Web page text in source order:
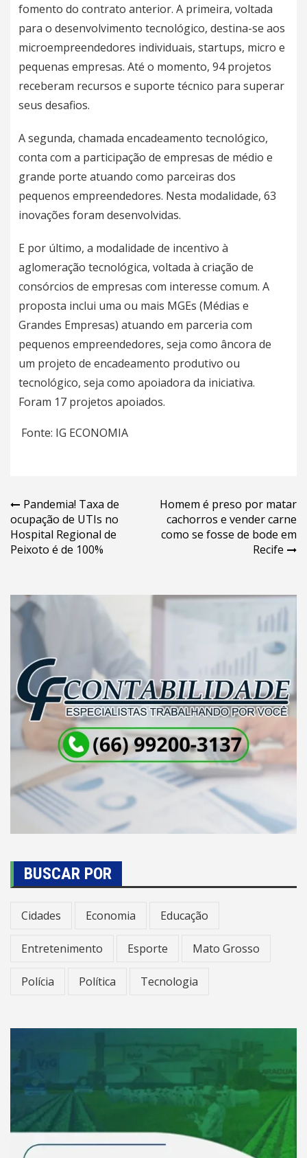
fomento do contrato anterior. A primeira, voltada
para o desenvolvimento tecnológico, destina-se aos
microempreendedores individuais, startups, micro e
pequenas empresas. Até o momento, 94 projetos
receberam recursos e suporte técnico para superar
seus desafios.
A segunda, chamada encadeamento tecnológico,
conta com a participação de empresas de médio e
grande porte atuando como parceiras dos
pequenos empreendedores. Nesta modalidade, 63
inovações foram desenvolvidas.
E por último, a modalidade de incentivo à
aglomeração tecnológica, voltada à criação de
consórcios de empresas com interesse comum. A
proposta inclui uma ou mais MGEs (Médias e
Grandes Empresas) atuando em parceria com
pequenos empreendedores, seja como âncora de
um projeto de encadeamento produtivo ou
tecnológico, seja como apoiadora da iniciativa.
Foram 17 projetos apoiados.
Fonte: IG ECONOMIA
Navegação
de
Post
Pandemia! Taxa de
ocupação de UTIs no
Hospital Regional de
Peixoto é de 100%
Homem é preso por matar
cachorros e vender carne
como se fosse de bode em
Recife
BUSCAR POR
Cidades Economia Educação
Entretenimento Esporte Mato Grosso
Polícia Política Tecnologia